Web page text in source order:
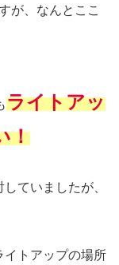
が、なんとここ
ライトアッ
！
ていましたが、
イトアップの場所